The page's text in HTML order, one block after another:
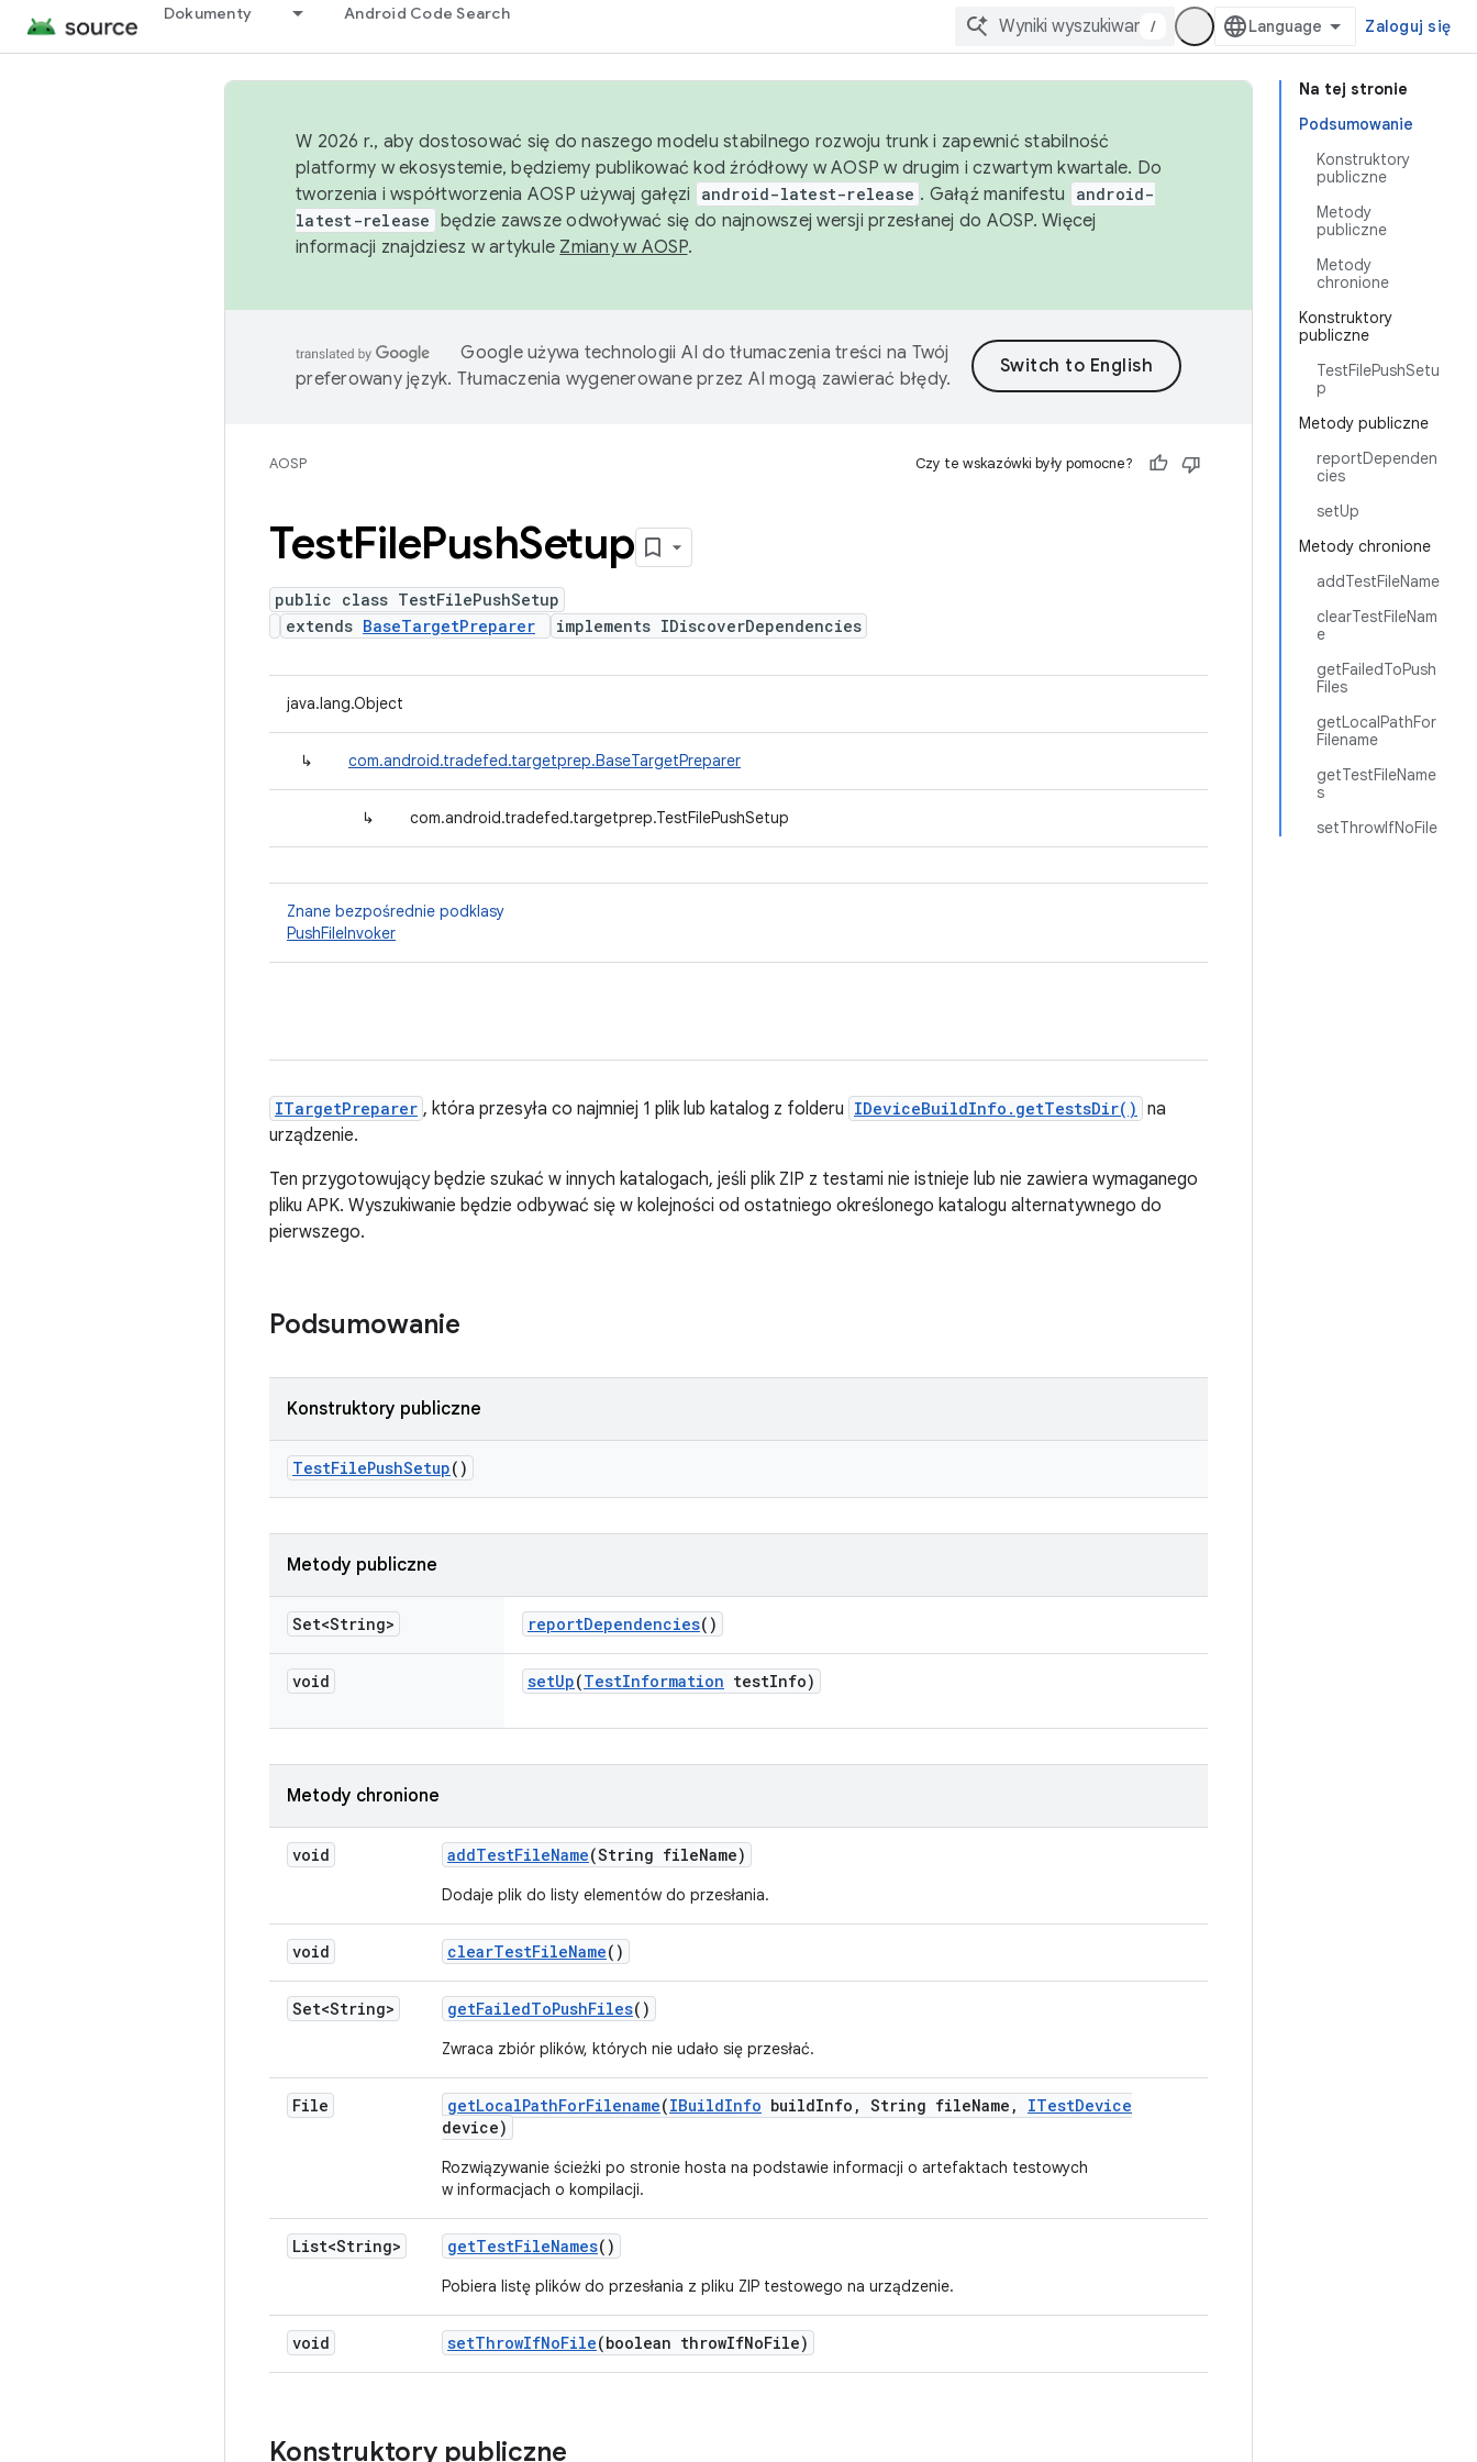
Dokumenty Android Code Search
/ Zaloguj się
Na tej stronie
Podsumowanie
Konstruktory
publiczne
Metody
publiczne
Metody
chronione
Konstruktory
publiczne
TestFilePushSetu
p
Metody publiczne
reportDependen
cies
setUp
Metody chronione
addTestFileName
clearTestFileNam
e
getFailedToPush
Files
getLocalPathFor
Filename
getTestFileName
s
setThrowIfNoFile
W 2026 r., aby dostosować się do naszego modelu stabilnego rozwoju trunk i zapewnić stabilność
platformy w ekosystemie, będziemy publikować kod źródłowy w AOSP w drugim i czwartym kwartale. Do
tworzenia i współtworzenia AOSP używaj gałęzi
android-latest-release . Gałąź manifestu
android-
latest-release będzie zawsze odwoływać się do najnowszej wersji przesłanej do AOSP. Więcej
informacji znajdziesz w artykule Zmiany w AOSP.
Google używa technologii AI do tłumaczenia treści na Twój
preferowany język. Tłumaczenia wygenerowane przez AI mogą zawierać błędy.
AOSP Czy te wskazówki były pomocne?
TestFilePushSetup
public class TestFilePushSetup
extends BaseTargetPreparer implements IDiscoverDependencies
java.lang.Object
↳ com.android.tradefed.targetprep.BaseTargetPreparer
↳ com.android.tradefed.targetprep.TestFilePushSetup
Znane bezpośrednie podklasy
PushFileInvoker
ITargetPreparer , która przesyła co najmniej 1 plik lub katalog z folderu IDeviceBuildInfo.getTestsDir() na
urządzenie.
Ten przygotowujący będzie szukać w innych katalogach, jeśli plik ZIP z testami nie istnieje lub nie zawiera wymaganego
pliku APK. Wyszukiwanie będzie odbywać się w kolejności od ostatniego określonego katalogu alternatywnego do
pierwszego.
Podsumowanie
Konstruktory publiczne
TestFilePushSetup()
Metody publiczne
Set<String> reportDependencies()
void setUp(TestInformation testInfo)
Metody chronione
void addTestFileName(String fileName)
Dodaje plik do listy elementów do przesłania.
void clearTestFileName()
Set<String> getFailedToPushFiles()
Zwraca zbiór plików, których nie udało się przesłać.
File getLocalPathForFilename(IBuildInfo buildInfo , String fileName , ITestDevice
device)
Rozwiązywanie ścieżki po stronie hosta na podstawie informacji o artefaktach testowych
w informacjach o kompilacji.
List<String> getTestFileNames()
Pobiera listę plików do przesłania z pliku ZIP testowego na urządzenie.
void setThrowIfNoFile(boolean throwIfNoFile)
Konstruktory publiczne